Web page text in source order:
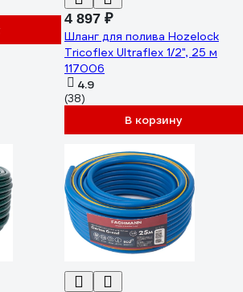
4 897 ₽
Шланг для полива Hozelock
Tricoflex Ultraflex 1/2", 25 м
117006
4.9
(38)
В корзину